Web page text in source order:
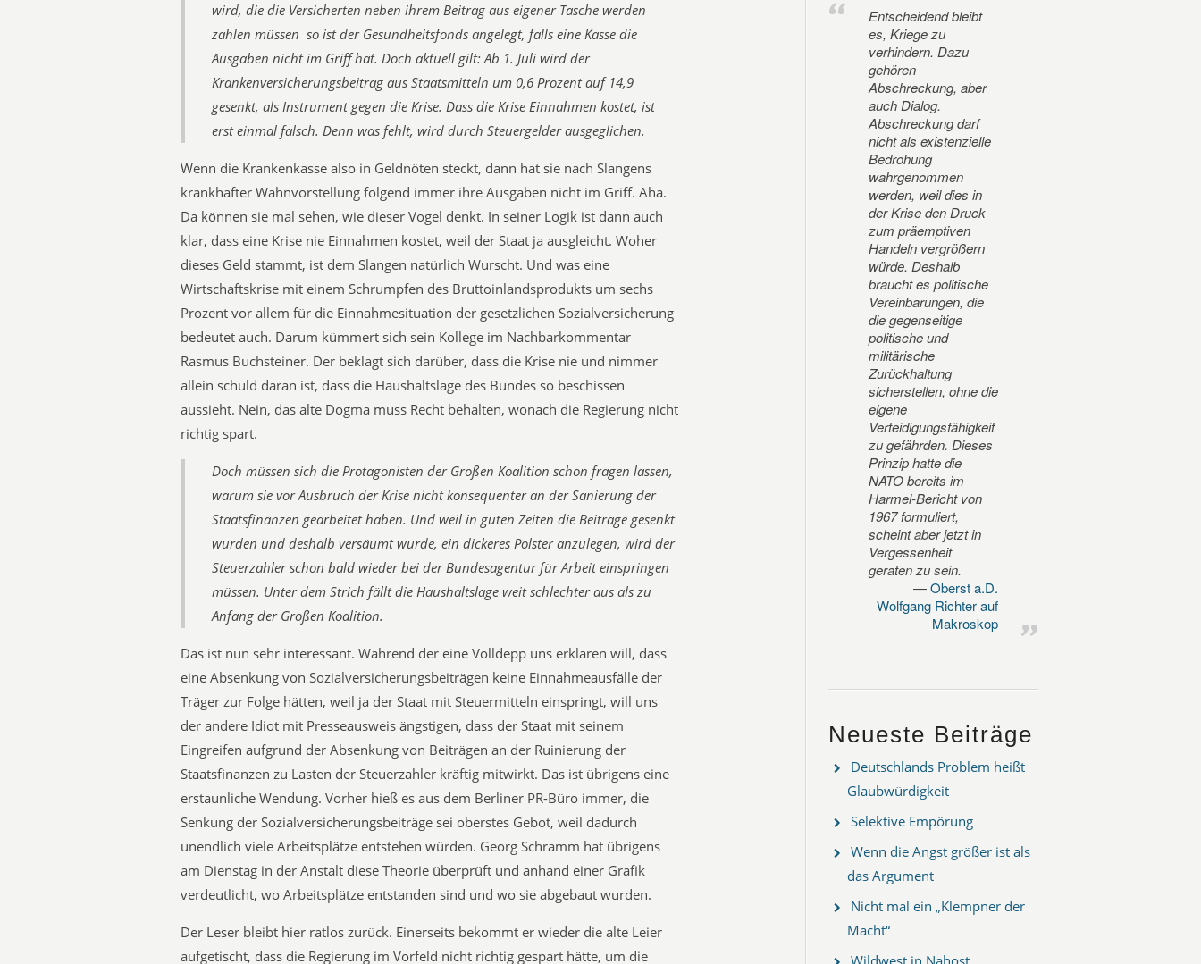
wird, die die Versicherten neben ihrem Beitrag aus eigener Tasche werden
zahlen müssen  so ist der Gesundheitsfonds angelegt, falls eine Kasse die
Ausgaben nicht im Griff hat. Doch aktuell gilt: Ab 1. Juli wird der
Krankenversicherungsbeitrag aus Staatsmitteln um 0,6 Prozent auf 14,9
gesenkt, als Instrument gegen die Krise. Dass die Krise Einnahmen kostet, ist
erst einmal falsch. Denn was fehlt, wird durch Steuergelder ausgeglichen.
Wenn die Krankenkasse also in Geldnöten steckt, dann hat sie nach Slangens
krankhafter Wahnvorstellung folgend immer ihre Ausgaben nicht im Griff. Aha.
Da können sie mal sehen, wie dieser Vogel denkt. In seiner Logik ist dann auch
klar, dass eine Krise nie Einnahmen kostet, weil der Staat ja ausgleicht. Woher
dieses Geld stammt, ist dem Slangen natürlich Wurscht. Und was eine
Wirtschaftskrise mit einem Schrumpfen des Bruttoinlandsprodukts um sechs
Prozent vor allem für die Einnahmesituation der gesetzlichen Sozialversicherung
bedeutet auch. Darum kümmert sich sein Kollege im Nachbarkommentar
Rasmus Buchsteiner. Der beklagt sich darüber, dass die Krise nie und nimmer
allein schuld daran ist, dass die Haushaltslage des Bundes so beschissen
aussieht. Nein, das alte Dogma muss Recht behalten, wonach die Regierung nicht
richtig spart.
Doch müssen sich die Protagonisten der Großen Koalition schon fragen lassen,
warum sie vor Ausbruch der Krise nicht konsequenter an der Sanierung der
Staatsfinanzen gearbeitet haben. Und weil in guten Zeiten die Beiträge gesenkt
wurden und deshalb versäumt wurde, ein dickeres Polster anzulegen, wird der
Steuerzahler schon bald wieder bei der Bundesagentur für Arbeit einspringen
müssen. Unter dem Strich fällt die Haushaltslage weit schlechter aus als zu
Anfang der Großen Koalition.
Das ist nun sehr interessant. Während der eine Volldepp uns erklären will, dass
eine Absenkung von Sozialversicherungsbeiträgen keine Einnahmeausfälle der
Träger zur Folge hätten, weil ja der Staat mit Steuermitteln einspringt, will uns
der andere Idiot mit Presseausweis ängstigen, dass der Staat mit seinem
Eingreifen aufgrund der Absenkung von Beiträgen an der Ruinierung der
Staatsfinanzen zu Lasten der Steuerzahler kräftig mitwirkt. Das ist übrigens eine
erstaunliche Wendung. Vorher hieß es aus dem Berliner PR-Büro immer, die
Senkung der Sozialversicherungsbeiträge sei oberstes Gebot, weil dadurch
unendlich viele Arbeitsplätze entstehen würden. Georg Schramm hat übrigens
am Dienstag in der Anstalt diese Theorie überprüft und anhand einer Grafik
verdeutlicht, wo Arbeitsplätze entstanden sind und wo sie abgebaut wurden.
Der Leser bleibt hier ratlos zurück. Einerseits bekommt er wieder die alte Leier
aufgetischt, dass die Regierung im Vorfeld nicht richtig gespart hätte, um die
Entscheidend bleibt
es, Kriege zu
verhindern. Dazu
gehören
Abschreckung, aber
auch Dialog.
Abschreckung darf
nicht als existenzielle
Bedrohung
wahrgenommen
werden, weil dies in
der Krise den Druck
zum präemptiven
Handeln vergrößern
würde. Deshalb
braucht es politische
Vereinbarungen, die
die gegenseitige
politische und
militärische
Zurückhaltung
sicherstellen, ohne die
eigene
Verteidigungsfähigkeit
zu gefährden. Dieses
Prinzip hatte die
NATO bereits im
Harmel-Bericht von
1967 formuliert,
scheint aber jetzt in
Vergessenheit
geraten zu sein.
Oberst a.D.
Wolfgang Richter auf
Makroskop
Neueste Beiträge
Deutschlands Problem heißt
Glaubwürdigkeit
Selektive Empörung
Wenn die Angst größer ist als
das Argument
Nicht mal ein „Klempner der
Macht“
Wildwest in Nahost